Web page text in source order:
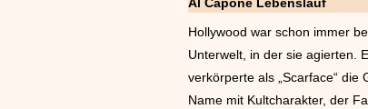
Hollywood war schon immer
Unterwelt, in der sie agierten.
verkörperte als „Scarface“ die
Name mit Kultcharakter, der